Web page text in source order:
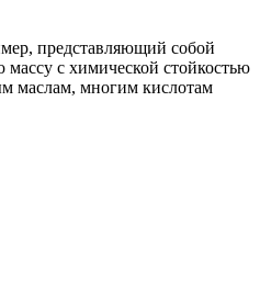
представляющий собой
с химической стойкостью
маслам, многим кислотам